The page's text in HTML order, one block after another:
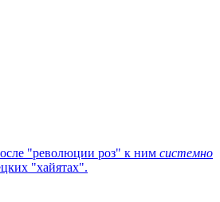
"революции роз" к ним системно
"хайятах".